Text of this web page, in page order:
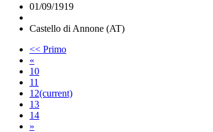
01/09/1919
Castello di Annone (AT)
<< Primo
«
10
11
12(current)
13
14
»